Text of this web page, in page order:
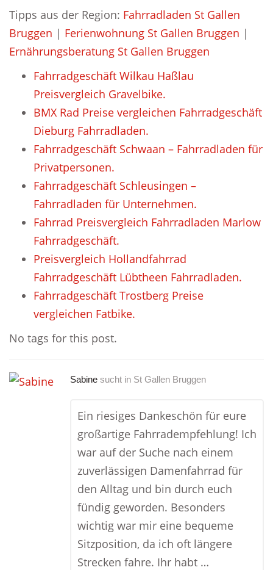
Tipps aus der Region: Fahrradladen St Gallen
Bruggen | Ferienwohnung St Gallen Bruggen |
Ernährungsberatung St Gallen Bruggen
Fahrradgeschäft Wilkau Haßlau
Preisvergleich Gravelbike.
BMX Rad Preise vergleichen Fahrradgeschäft
Dieburg Fahrradladen.
Fahrradgeschäft Schwaan – Fahrradladen für
Privatpersonen.
Fahrradgeschäft Schleusingen –
Fahrradladen für Unternehmen.
Fahrrad Preisvergleich Fahrradladen Marlow
Fahrradgeschäft.
Preisvergleich Hollandfahrrad
Fahrradgeschäft Lübtheen Fahrradladen.
Fahrradgeschäft Trostberg Preise
vergleichen Fatbike.
No tags for this post.
Sabine sucht in St Gallen Bruggen
Ein riesiges Dankeschön für eure
großartige Fahrradempfehlung! Ich
war auf der Suche nach einem
zuverlässigen Damenfahrrad für
den Alltag und bin durch euch
fündig geworden. Besonders
wichtig war mir eine bequeme
Sitzposition, da ich oft längere
Strecken fahre. Ihr habt …